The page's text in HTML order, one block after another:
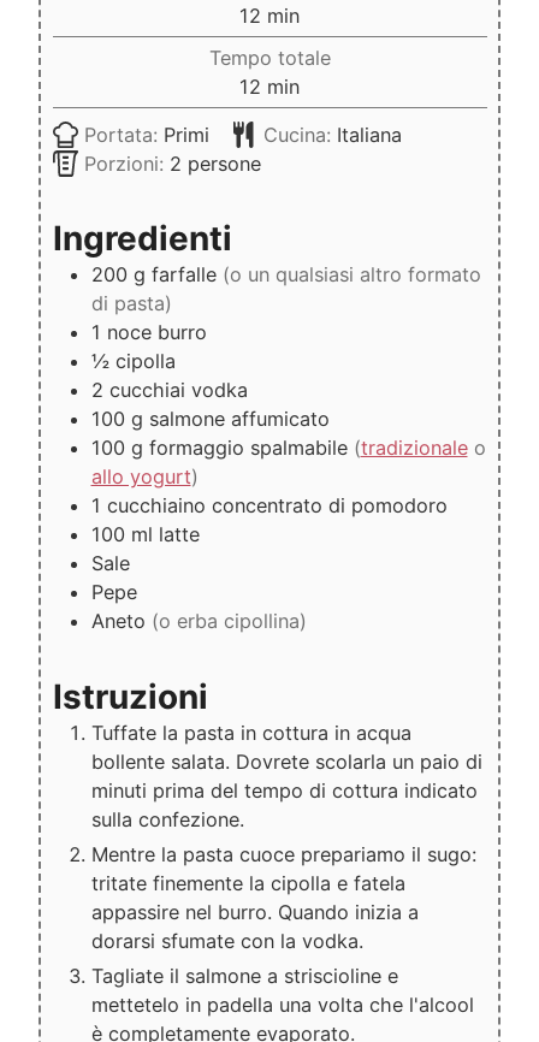
12 minuti
min
Tempo totale
12 minuti
min
Portata: Primi Cucina: Italiana
Porzioni: 2 persone
Ingredienti
200 g farfalle (o un qualsiasi altro formato
di pasta)
1 noce burro
½ cipolla
2 cucchiai vodka
100 g salmone affumicato
100 g formaggio spalmabile (tradizionaleo
allo yogurt)
1 cucchiaino concentrato di pomodoro
100 ml latte
Sale
Pepe
Aneto (o erba cipollina)
Istruzioni
Tuffate la pasta in cottura in acqua
bollente salata. Dovrete scolarla un paio di
minuti prima del tempo di cottura indicato
sulla confezione.
Mentre la pasta cuoce prepariamo il sugo:
tritate finemente la cipolla e fatela
appassire nel burro. Quando inizia a
dorarsi sfumate con la vodka.
Tagliate il salmone a striscioline e
mettetelo in padella una volta che l'alcool
è completamente evaporato.